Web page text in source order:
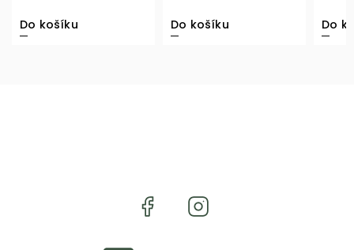
Do košíku Do košíku Do